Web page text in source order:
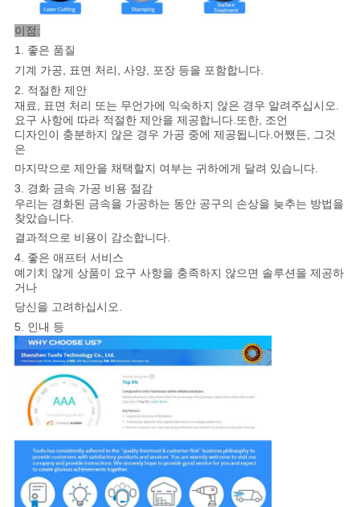
이점:
1. 좋은 품질
기계 가공, 표면 처리, 사양, 포장 등을 포함합니다.
2. 적절한 제안
재료, 표면 처리 또는 무언가에 익숙하지 않은 경우 알려주십시오.
요구 사항에 따라 적절한 제안을 제공합니다.또한, 조언
디자인이 충분하지 않은 경우 가공 중에 제공됩니다.어쨌든, 그것
은
마지막으로 제안을 채택할지 여부는 귀하에게 달려 있습니다.
3. 경화 금속 가공 비용 절감
우리는 경화된 금속을 가공하는 동안 공구의 손상을 늦추는 방법을
찾았습니다.
결과적으로 비용이 감소합니다.
4. 좋은 애프터 서비스
예기치 않게 상품이 요구 사항을 충족하지 않으면 솔루션을 제공하
거나
당신을 고려하십시오.
5. 인내 등